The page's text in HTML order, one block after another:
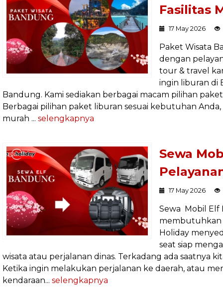
Fasilitas
17 May 2026
Paket Wisata
dengan
tour & travel
ingin liburan di
Bandung. Kami sediakan berbagai macam pilihan
Berbagai pilihan paket liburan sesuai kebutuhan
murah ... selengkapnya
Sewa
17 May 2026
Sewa Mobil Elf
membutuhkan
Holiday
seat siap
wisata atau perjalanan dinas. Terkadang ada saatnya
Ketika ingin melakukan perjalanan ke daerah, atau
kendaraan... selengkapnya